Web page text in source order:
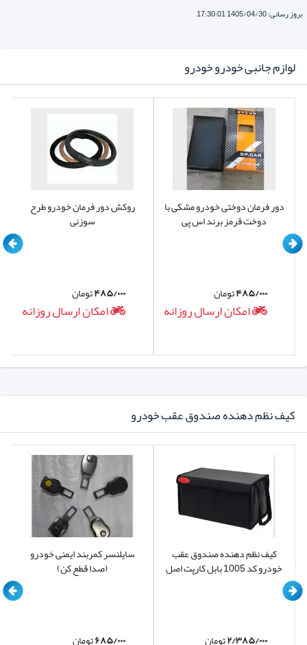
بروز رسانی: 1405/04/30 17:30:01
لوازم جانبی خودرو خودرو
روکش دور فرمان خودرو طرح
سوزنی
۴۸۵/۰۰۰تومان
امکان ارسال روزانه
دور فرمان دوختی خودرو مشکی با
دوخت قرمز برند اس پی
۴۸۵/۰۰۰تومان
امکان ارسال روزانه
کیف نظم دهنده صندوق عقب خودرو
سایلنسر کمربند ایمنی خودرو
(صدا قطع کن)
۶۸۵/۰۰۰تومان
کیف نظم دهنده صندوق عقب
خودرو کد 1005 بابل کارپت اصل
۲/۳۸۵/۰۰۰تومان